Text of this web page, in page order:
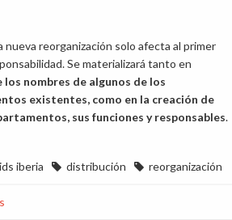
nueva reorganización solo afecta al primer
Se materializará tanto en
los nombres de algunos de los
existentes, como en la creación de
sus funciones y responsables.
iberia distribución reorganización